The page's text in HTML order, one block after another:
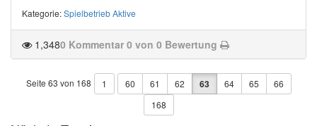
Kategorie:Spielbetrieb Aktive
1,3480 Kommentar 0 von 0 Bewertung
Seite 63 von 168 1 60 61 62 63 64 65
66
168